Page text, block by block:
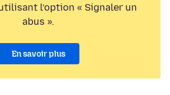
l’option « Signaler un
abus ».
En savoir plus